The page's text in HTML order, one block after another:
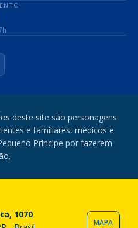
deste site são personagens
e familiares, médicos e
Príncipe por fazerem
1070
MAPA